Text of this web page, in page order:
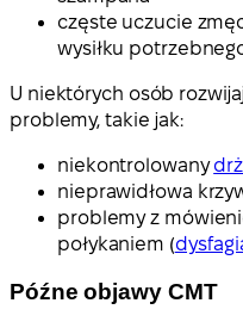
częste uczucie
wysiłku
U niektórych osób
problemy, takie jak:
niekontrolowany
nieprawidłowa
problemy z
połykaniem (
Późne objawy CMT